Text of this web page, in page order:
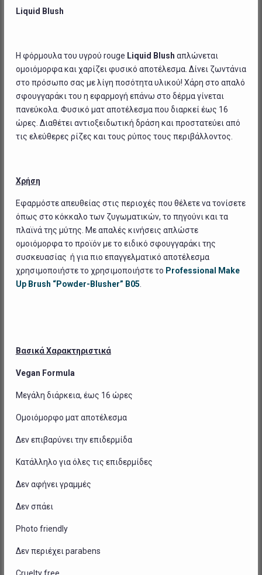
Liquid Blush
Η φόρμουλα του υγρού rouge Liquid Blush απλώνεται
ομοιόμορφα και χαρίζει φυσικό αποτέλεσμα. Δίνει ζωντάνια
στο πρόσωπο σας με λίγη ποσότητα υλικού! Χάρη στο απαλό
σφουγγαράκι του η εφαρμογή επάνω στο δέρμα γίνεται
πανεύκολα. Φυσικό ματ αποτέλεσμα που διαρκεί έως 16
ώρες. Διαθέτει αντιοξειδωτική δράση και προστατεύει από
τις ελεύθερες ρίζες και τους ρύπος τους περιβάλλοντος.
Χρήση
Εφαρμόστε απευθείας στις περιοχές που θέλετε να τονίσετε
όπως στο κόκκαλο των ζυγωματικών, το πηγούνι και τα
πλαϊνά της μύτης. Με απαλές κινήσεις απλώστε
ομοιόμορφα το προϊόν με το ειδικό σφουγγαράκι της
συσκευασίας ή για πιο επαγγελματικό αποτέλεσμα
χρησιμοποιήστε το χρησιμοποιήστε το Professional Make
Up Brush “Powder-Blusher” B05
Βασικά Χαρακτηριστικά
Vegan Formula
Μεγάλη διάρκεια, έως 16 ώρες
Ομοιόμορφο ματ αποτέλεσμα
Δεν επιβαρύνει την επιδερμίδα
Κατάλληλο για όλες τις επιδερμίδες
Δεν αφήνει γραμμές
Δεν σπάει
Photo friendly
Δεν περιέχει parabens
Cruelty free